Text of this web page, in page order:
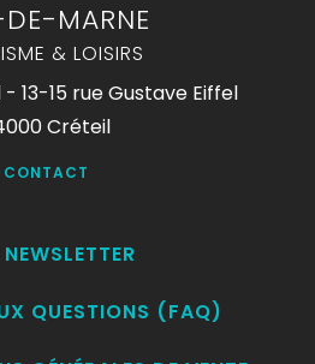
MARNE
& LOISIRS
13-15 rue Gustave Eiffel
Créteil
CONTACT
NEWSLETTER
QUESTIONS (FAQ)